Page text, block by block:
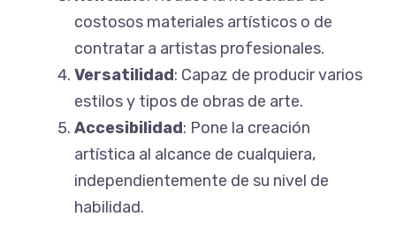
costosos materiales artísticos o de
contratar a artistas profesionales.
Versatilidad: Capaz de producir varios
estilos y tipos de obras de arte.
Accesibilidad: Pone la creación
artística al alcance de cualquiera,
independientemente de su nivel de
habilidad.